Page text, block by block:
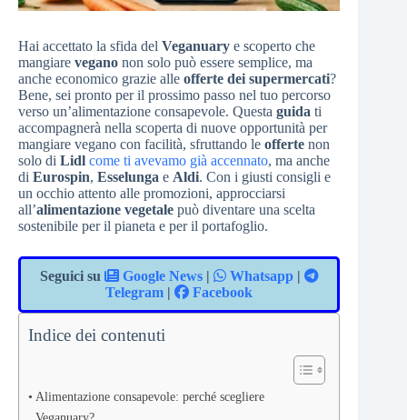
Hai accettato la sfida del Veganuary e scoperto che
mangiare vegano non solo può essere semplice, ma
anche economico grazie alle offerte dei supermercati?
Bene, sei pronto per il prossimo passo nel tuo percorso
verso un’alimentazione consapevole. Questa guida ti
accompagnerà nella scoperta di nuove opportunità per
mangiare vegano con facilità, sfruttando le offerte non
solo di Lidl come ti avevamo già accennato, ma anche
di Eurospin, Esselunga e Aldi. Con i giusti consigli e
un occhio attento alle promozioni, approcciarsi
all’alimentazione vegetale può diventare una scelta
sostenibile per il pianeta e per il portafoglio.
Seguici su Google News| Whatsapp|
Telegram | Facebook
Indice dei contenuti
Alimentazione consapevole: perché scegliere